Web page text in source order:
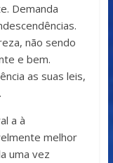
Demanda
não sendo
e bem.
as suas leis,
a à
melhor
uma vez